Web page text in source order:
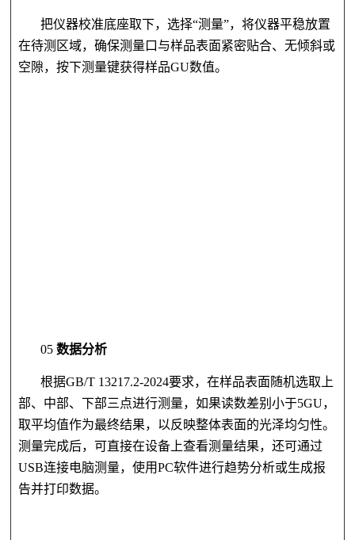
把仪器校准底座取下，选择“测量”，将仪器平稳放置
在待测区域，确保测量口与样品表面紧密贴合、无倾斜或
空隙，按下测量键获得样品GU数值。
05数据分析
根据GB/T 13217.2-2024要求，在样品表面随机选取上
部、中部、下部三点进行测量，如果读数差别小于5GU，
取平均值作为最终结果，以反映整体表面的光泽均匀性。
测量完成后，可直接在设备上查看测量结果，还可通过
USB连接电脑测量，使用PC软件进行趋势分析或生成报
告并打印数据。